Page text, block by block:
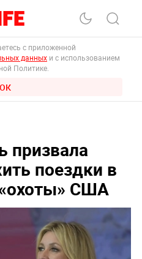
с приложенной
данных и с использованием
Политике.
ОК
призвала
поездки в
США